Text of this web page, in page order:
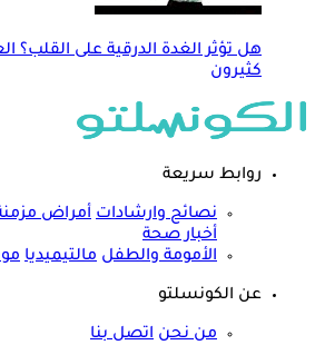
هل تؤثر الغدة الدرقية على القلب؟
كثيرون
روابط سريعة
نصائح وارشادات أمراض
أخبار صحة
الأمومة والطفل مالتيميديا
عن الكونسلتو
من نحن اتصل بنا